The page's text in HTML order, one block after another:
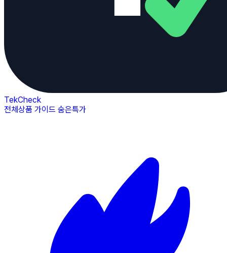
TekCheck
전체상품 가이드 숨은특가